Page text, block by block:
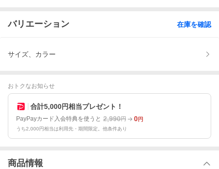
バリエーション 在庫を確認
サイズ、カラー
おトクなお知らせ
合計5,000円相当プレゼント！
PayPayカード入会特典を使うと 2,990円 0円
うち2,000円相当は利用先・期間限定。他条件あり
商品情報